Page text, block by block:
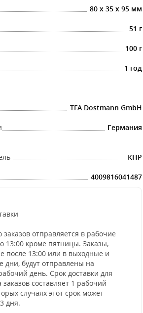
80 x 35 x 95 мм
51 г
100 г
1 год
TFA Dostmann GmbH
Германия
КНР
4009816041487
отправляется в рабочие
13:00 кроме пятницы. Заказы,
после 13:00 или в выходные и
дни, будут отправлены на
день. Срок доставки для
составляет 1 рабочий
случаях этот срок может
дня.